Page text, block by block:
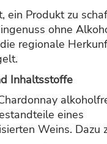
ein Produkt zu
ohne
regionale
Inhaltsstoffe
eines
Weins. Dazu